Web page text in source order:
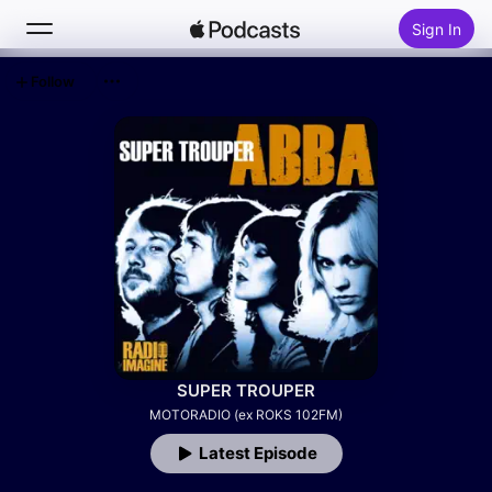
Sign In
Top Charts
SUPER TROUPER
MOTORADIO (ex ROKS 102FM)
Latest Episode
Follow